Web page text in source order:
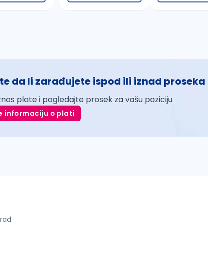
da li zarađujete ispod ili iznad proseka
plate i pogledajte prosek za vašu poziciju
informaciju o plati